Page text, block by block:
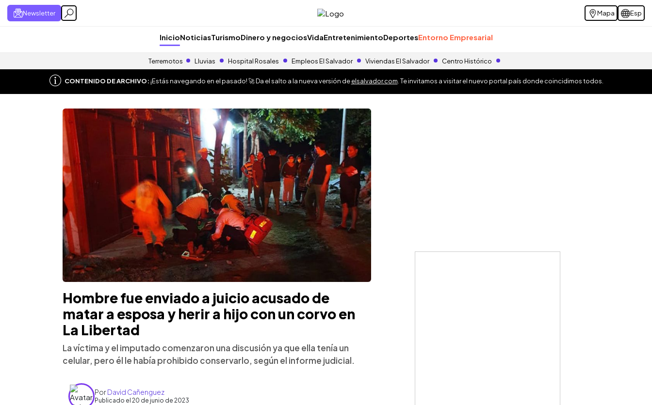
Newsletter Mapa Esp
InicioNoticiasTurismoDinero y negociosVidaEntretenimientoDeportesEntorno Empresarial
Terremotos Lluvias Hospital Rosales Empleos El Salvador Viviendas El Salvador Centro Histórico
CONTENIDO DE ARCHIVO:¡Estás navegando en el pasado! 🚀 Da el salto a la nueva versión deelsalvador.com . Te invitamos a visitar el nuevo portal país donde coincidimos todos.
Hombre fue enviado a juicio acusado de
matar a esposa y herir a hijo con un corvo en
La Libertad
La víctima y el imputado comenzaron una discusión ya que ella tenía un
celular, pero él le había prohibido conservarlo, según el informe judicial.
PorDavid Cañenguez
Publicado el 20 de junio de 2023